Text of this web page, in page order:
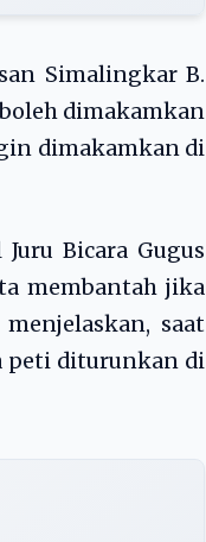
Simalingkar B.
dimakamkan
dimakamkan di
Bicara Gugus
membantah jika
saat
peti diturunkan di